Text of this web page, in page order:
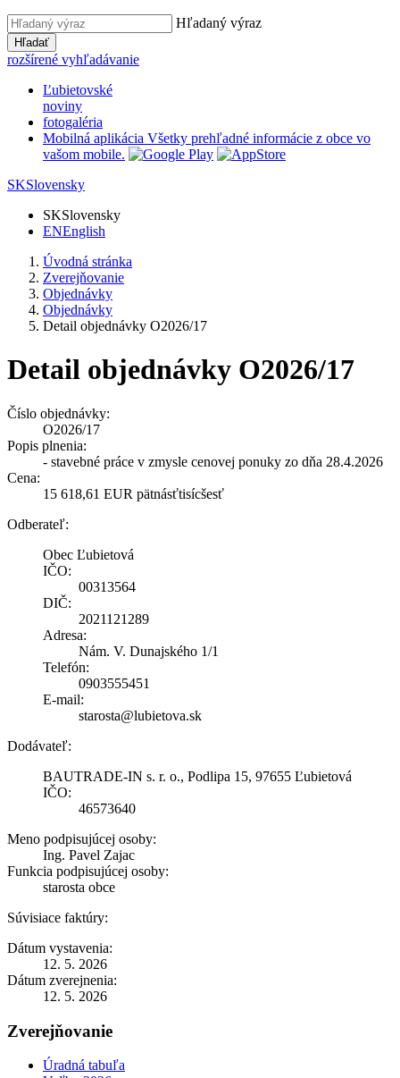
Hľadaný výraz
Hľadať
rozšírené vyhľadávanie
Ľubietovské
noviny
fotogaléria
Mobilná aplikácia Všetky prehľadné informácie z obce vo
vašom mobile.
SKSlovensky
SKSlovensky
ENEnglish
Úvodná stránka
Zverejňovanie
Objednávky
Objednávky
Detail objednávky O2026/17
Detail objednávky O2026/17
Číslo objednávky:
O2026/17
Popis plnenia:
- stavebné práce v zmysle cenovej ponuky zo dňa 28.4.2026
Cena:
15 618,61 EUR pätnásťtisícšesť
Odberateľ:
Obec Ľubietová
IČO:
00313564
DIČ:
2021121289
Adresa:
Nám. V. Dunajského 1/1
Telefón:
0903555451
E-mail:
starosta@lubietova.sk
Dodávateľ:
BAUTRADE-IN s. r. o., Podlipa 15, 97655 Ľubietová
IČO:
46573640
Meno podpisujúcej osoby:
Ing. Pavel Zajac
Funkcia podpisujúcej osoby:
starosta obce
Súvisiace faktúry:
Dátum vystavenia:
12. 5. 2026
Dátum zverejnenia:
12. 5. 2026
Zverejňovanie
Úradná tabuľa